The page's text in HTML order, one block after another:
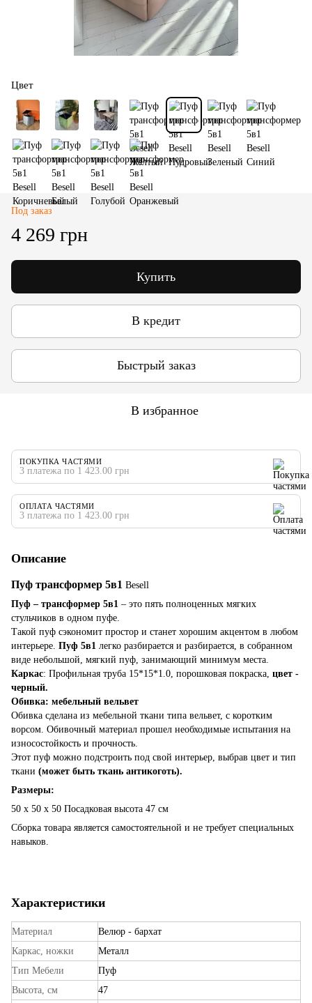
Цвет
Под заказ
4 269 грн
Купить
В кредит
Быстрый заказ
В избранное
ПОКУПКА ЧАСТЯМИ
3 платежа по 1 423.00 грн
ОПЛАТА ЧАСТЯМИ
3 платежа по 1 423.00 грн
Описание
Пуф трансформер 5в1 Besell
Пуф – трансформер 5в1 – это пять полноценных мягких
стульчиков в одном пуфе.
Такой пуф сэкономит простор и станет хорошим акцентом в любом
интерьере. Пуф 5в1 легко разбирается и разбирается, в собранном
виде небольшой, мягкий пуф, занимающий минимум места.
Каркас: Профильная труба 15*15*1.0, порошковая покраска, цвет -
черный.
Обивка: мебельный вельвет
Обивка сделана из мебельной ткани типа вельвет, с коротким
ворсом. Обивочный материал прошел необходимые испытания на
износостойкость и прочность.
Этот пуф можно подстроить под свой интерьер, выбрав цвет и тип
ткани (может быть ткань антикоготь).
Размеры:
50 х 50 х 50 Посадковая высота 47 см
Сборка товара является самостоятельной и не требует специальных
навыков.
Характеристики
Материал
Велюр - бархат
Каркас, ножки
Металл
Тип Мебели
Пуф
Высота, см
47